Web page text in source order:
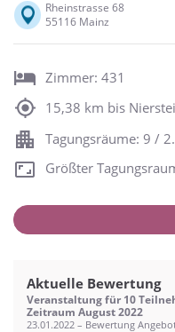
Rheinstrasse 68
55116 Mainz
Zimmer: 431
15,38 km bis
Tagungsräume: 9 /
Größter
Aktuelle Bewertung
Veranstaltung für 10
Zeitraum August 2022
23.01.2022 – Bewertung